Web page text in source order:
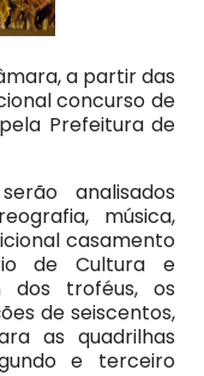
a partir das
concurso de
Prefeitura de
analisados
música,
casamento
de Cultura e
dos troféus, os
de seiscentos,
as quadrilhas
e terceiro